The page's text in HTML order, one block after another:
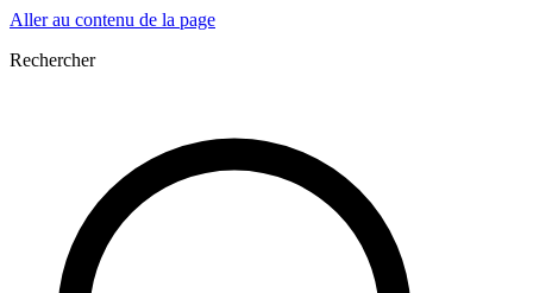
Aller au contenu de la page
Rechercher